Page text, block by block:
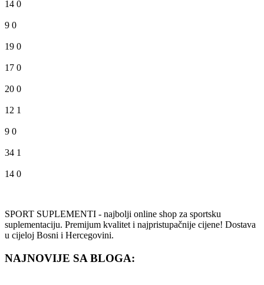
14 0
9 0
19 0
17 0
20 0
12 1
9 0
34 1
14 0
SPORT SUPLEMENTI - najbolji online shop za sportsku
suplementaciju. Premijum kvalitet i najpristupačnije cijene! Dostava
u cijeloj Bosni i Hercegovini.
NAJNOVIJE SA BLOGA: